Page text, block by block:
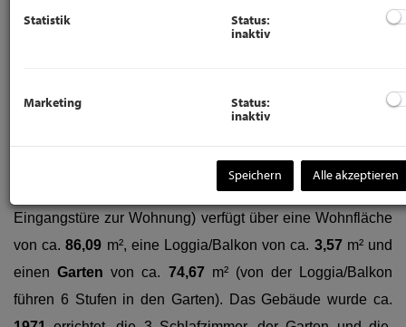
mit
, dann haben sie diese soeben
Wärmedämmverbundsystemfassade
(6 Stufen sind es im Stiegenhaus von der Haus-
Eingangstüre zur Wohnung) verfügt über eine Wohnfläche
von ca. 86,09 m², eine Loggia/Balkon von ca. 3,57 m² und
einenGarten von ca. 74,67 m² (von der Loggia/Balkon
führen 6 Stufen in den Garten). Das Gebäude wurde ca.
Statistik
Status:
inaktiv
Marketing
Status:
inaktiv
Speichern Alle akzeptieren